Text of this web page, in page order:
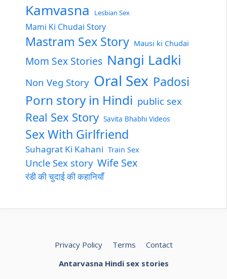
Kamvasna Lesbian Sex
Mami Ki Chudai Story
Mastram Sex Story Mausi ki Chudai
Mom Sex Stories Nangi Ladki
Non Veg Story Oral Sex Padosi
Porn story in Hindi public sex
Real Sex Story Savita Bhabhi Videos
Sex With Girlfriend
Suhagrat Ki Kahani Train Sex
Uncle Sex story Wife Sex
रंडी की चुदाई की कहानियाँ
Privacy Policy Terms
Contact
Antarvasna Hindi sex stories